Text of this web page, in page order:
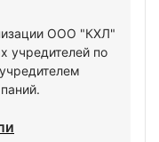
ООО "КХЛ"
учредителей по